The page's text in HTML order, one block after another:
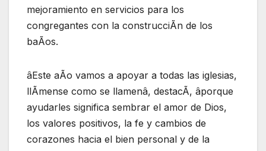
mejoramiento en servicios para los
congregantes con la construcciÃn de los
baÃos.
âEste aÃo vamos a apoyar a todas las iglesias,
llÃmense como se llamenâ, destacÃ, âporque
ayudarles significa sembrar el amor de Dios,
los valores positivos, la fe y cambios de
corazones hacia el bien personal y de la